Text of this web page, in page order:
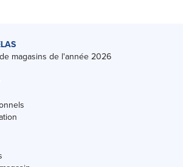
magasins de l'année 2026